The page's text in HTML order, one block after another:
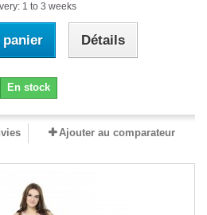
1 to 3 weeks
Détails
En stock
Ajouter au comparateur